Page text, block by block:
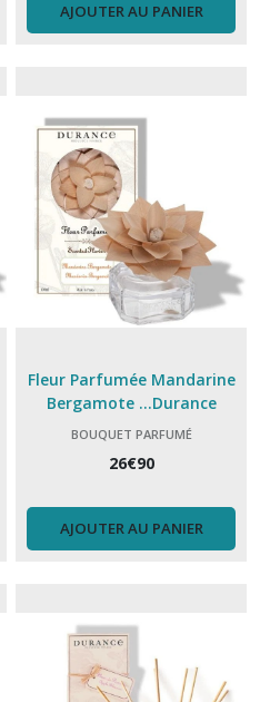
AJOUTER AU PANIER
Fleur Parfumée Mandarine
Bergamote ...Durance
BOUQUET PARFUMÉ
26€90
AJOUTER AU PANIER